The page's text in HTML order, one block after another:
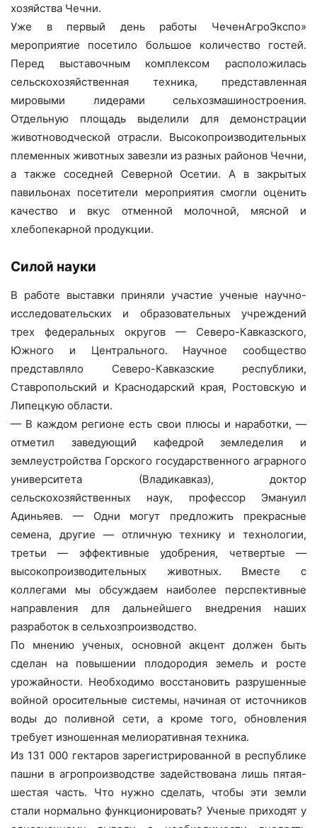
хозяйства Чечни.
Уже в первый день работы ЧеченАгроЭкспо»
мероприятие посетило большое количество гостей.
Перед выставочным комплексом расположилась
сельскохозяйственная техника, представленная
мировыми лидерами сельхозмашиностроения.
Отдельную площадь выделили для демонстрации
животноводческой отрасли. Высокопроизводительных
племенных животных завезли из разных районов Чечни,
а также соседней Северной Осетии. А в закрытых
павильонах посетители мероприятия смогли оценить
качество и вкус отменной молочной, мясной и
хлебопекарной продукции.
Силой науки
В работе выставки приняли участие ученые научно-
исследовательских и образовательных учреждений
трех федеральных округов — Северо-Кавказского,
Южного и Центрального. Научное сообщество
представляло Северо-Кавказские республики,
Ставропольский и Краснодарский края, Ростовскую и
Липецкую области.
— В каждом регионе есть свои плюсы и наработки, —
отметил заведующий кафедрой земледелия и
землеустройства Горского государственного аграрного
университета (Владикавказ), доктор
сельскохозяйственных наук, профессор Эмануил
Адиньяев. — Одни могут предложить прекрасные
семена, другие — отличную технику и технологии,
третьи — эффективные удобрения, четвертые —
высокопроизводительных животных. Вместе с
коллегами мы обсуждаем наиболее перспективные
направления для дальнейшего внедрения наших
разработок в сельхозпроизводство.
По мнению ученых, основной акцент должен быть
сделан на повышении плодородия земель и росте
урожайности. Необходимо восстановить разрушенные
войной оросительные системы, начиная от источников
воды до поливной сети, а кроме того, обновления
требует изношенная мелиоративная техника.
Из 131 000 гектаров зарегистрированной в республике
пашни в агропроизводстве задействована лишь пятая-
шестая часть. Что нужно сделать, чтобы эти земли
стали нормально функционировать? Ученые приходят у